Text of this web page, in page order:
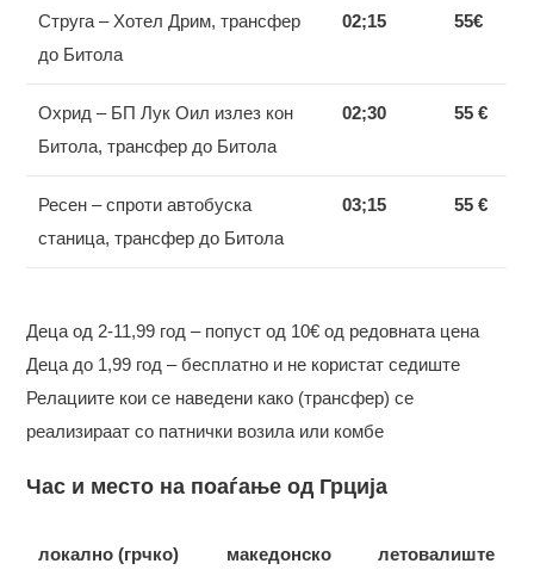
Струга – Хотел Дрим, трансфер
до Битола
02;15 55€
Охрид – БП Лук Оил излез кон
Битола, трансфер до Битола
02;30 55 €
Ресен – спроти автобуска
станица, трансфер до Битола
03;15 55 €
Деца од 2-11,99 год – попуст од 10€ од редовната цена
Деца до 1,99 год – бесплатно и не користат седиште
Релациите кои се наведени како (трансфер) се
реализираат со патнички возила или комбe
Час и место на поаѓање од Грција
локално (грчко)
македонско
летовалиште